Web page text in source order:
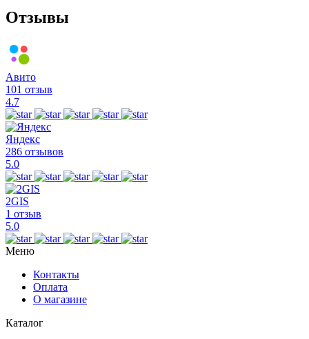
Отзывы
Авито
101 отзыв
4.7
Яндекс
286 отзывов
5.0
2GIS
1 отзыв
5.0
Меню
Контакты
Оплата
О магазине
Каталог